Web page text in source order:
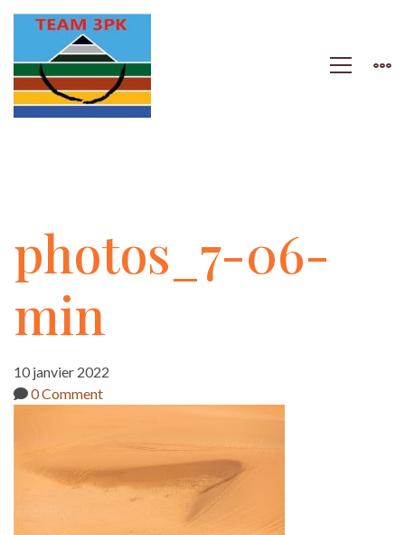
photos_7-
06-
min
photos_7-06-
min
10 janvier 2022
0 Comment